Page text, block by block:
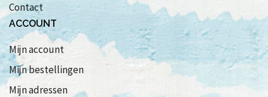
Contact
ACCOUNT
Mijn account
Mijn bestellingen
Mijn adressen